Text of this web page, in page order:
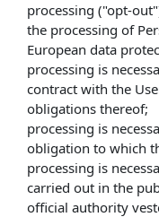
processing ("opt-
the processing of
European data
processing is
contract with the
obligations thereof;
processing is
obligation to which
processing is
carried out in the
official authority